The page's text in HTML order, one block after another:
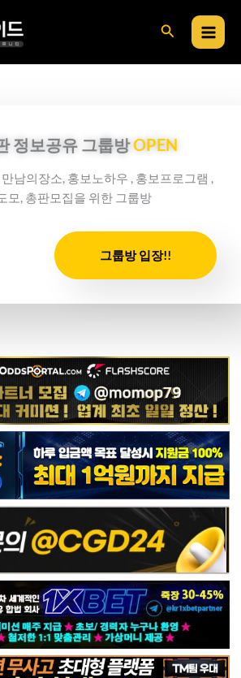
검
정보공유 그룹방OPEN
남의장소, 홍보노하우 , 홍보프로그램 ,
모, 총판모집을 위한 그룹방
그룹방 입장!!